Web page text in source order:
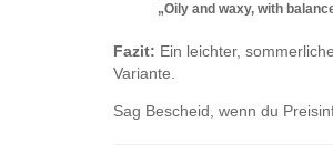
„Oily and waxy, with
Fazit: Ein leichter,
Variante.
Sag Bescheid, wenn du